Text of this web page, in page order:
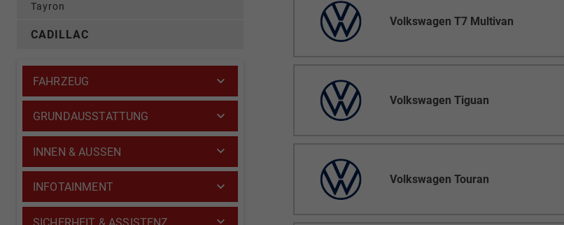
Volkswagen T7 Multivan
Volkswagen Tiguan
Volkswagen Touran
Tayron
CADILLAC
FAHRZEUG
GRUNDAUSSTATTUNG
INNEN & AUSSEN
INFOTAINMENT
SICHERHEIT & ASSISTENZ